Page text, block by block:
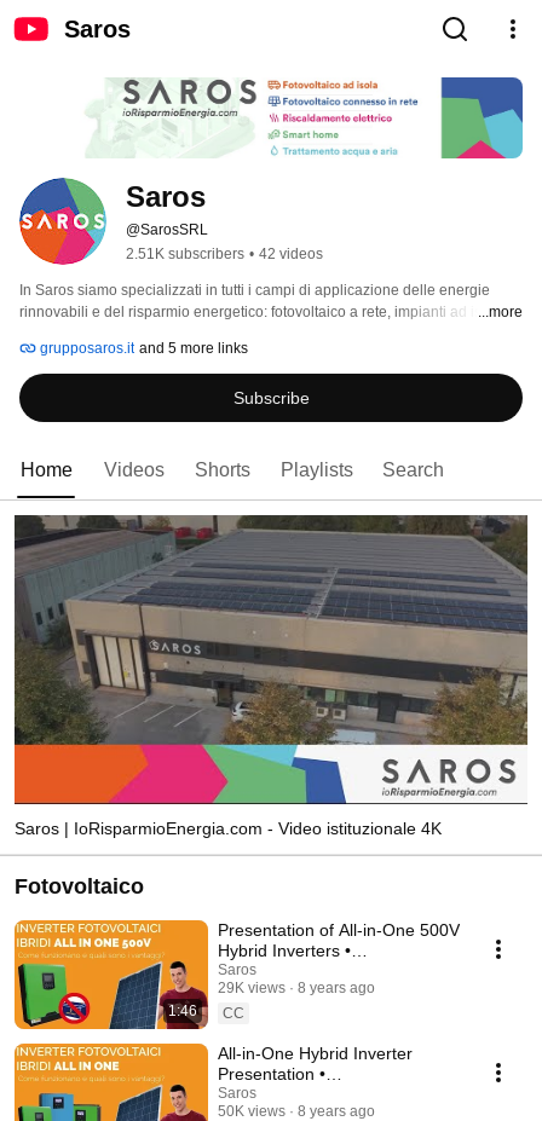
Saros
Saros
@SarosSRL
2.51K subscribers • 42 videos
In Saros siamo specializzati in tutti i campi di applicazione delle energie
rinnovabili e del risparmio energetico: fotovoltaico a rete, impianti ad isola,
altro.
...more
grupposaros.it and 5 more links
Subscribe
Home Videos Shorts Playlists Search
Saros | IoRisparmioEnergia.com - Video istituzionale 4K
Fotovoltaico
1:46
Presentation of All-in-One 500V
Hybrid Inverters •
IoRisparmioEnergia.com
Saros
29K views
8 years ago
CC
All-in-One Hybrid Inverter
Presentation •
IoRisparmioEnergia.com
Saros
50K views
8 years ago